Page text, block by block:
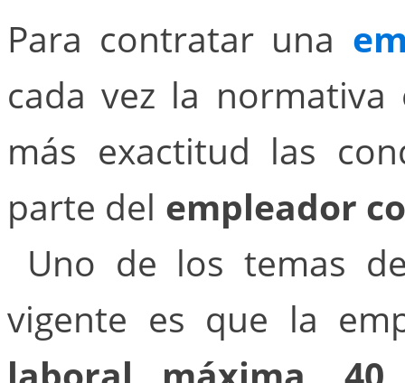
Para contratar una
cada vez la
más exactitud las
parte del empleador
Uno de los temas
vigente es que la